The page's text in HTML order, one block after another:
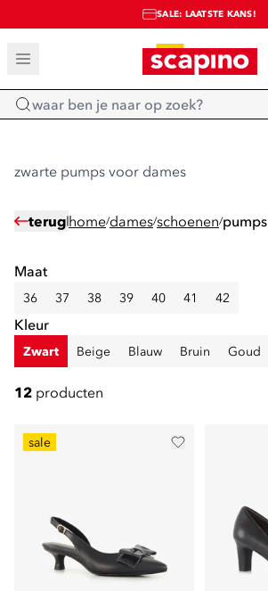
TOT 70% KORTING OP SALE
SALE: LAATSTE KANS!
SHOP NIEUW
Home
zwarte pumps voor dames
terug home/dames/schoenen/pumps
Maat
36 37 38 39 40 41 42
Kleur
Zwart Beige Blauw Bruin Goud
12 producten
sale